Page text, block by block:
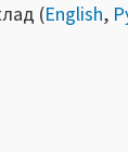
(English,